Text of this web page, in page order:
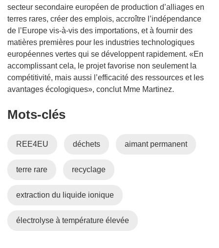
secteur secondaire européen de production d’alliages en
terres rares, créer des emplois, accroître l’indépendance
de l’Europe vis-à-vis des importations, et à fournir des
matières premières pour les industries technologiques
européennes vertes qui se développent rapidement. «En
accomplissant cela, le projet favorise non seulement la
compétitivité, mais aussi l’efficacité des ressources et les
avantages écologiques», conclut Mme Martinez.
Mots‑clés
REE4EU déchets aimant permanent
terre rare recyclage
extraction du liquide ionique
électrolyse à température élevée